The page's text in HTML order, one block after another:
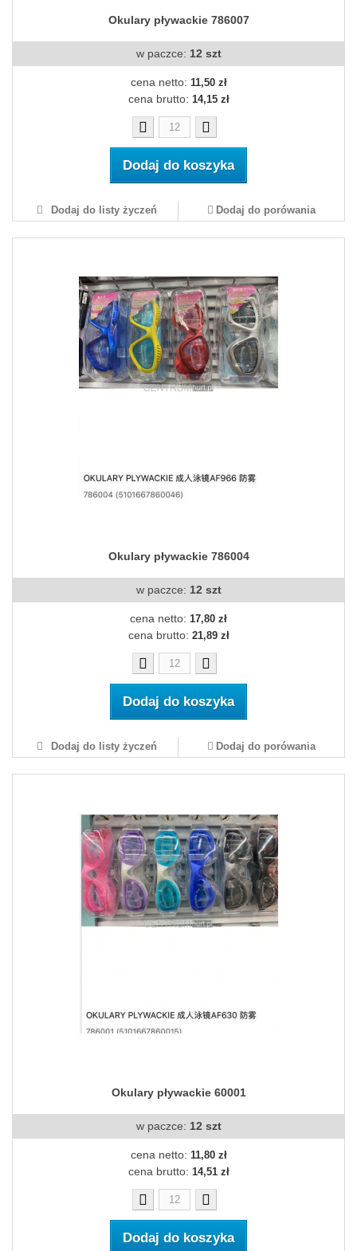
Okulary pływackie 786007
w paczce: 12 szt
cena netto: 11,50 zł
cena brutto: 14,15 zł
Dodaj do koszyka
Dodaj do listy życzeń Dodaj do porówania
Okulary pływackie 786004
w paczce: 12 szt
cena netto: 17,80 zł
cena brutto: 21,89 zł
Dodaj do koszyka
Dodaj do listy życzeń Dodaj do porówania
Okulary pływackie 60001
w paczce: 12 szt
cena netto: 11,80 zł
cena brutto: 14,51 zł
Dodaj do koszyka